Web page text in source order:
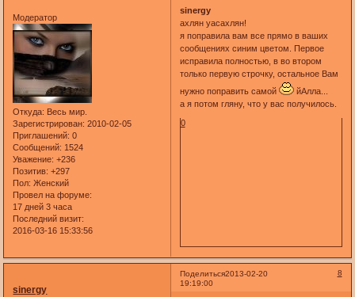
Модератор
Откуда: Весь мир.
Зарегистрирован: 2010-02-05
Приглашений: 0
Сообщений: 1524
Уважение: +236
Позитив: +297
Пол: Женский
Провел на форуме:
17 дней 3 часа
Последний визит:
2016-03-16 15:33:56
sinergy
ахлян уасахлян!
я поправила вам все прямо в ваших
сообщениях синим цветом. Первое
исправила полностью, в во втором
только первую строчку, остальное Вам
нужно поправить самой
йАлла...
а я потом гляну, что у вас получилось.
0
Поделиться 8
2013-02-20
19:19:00
sinergy